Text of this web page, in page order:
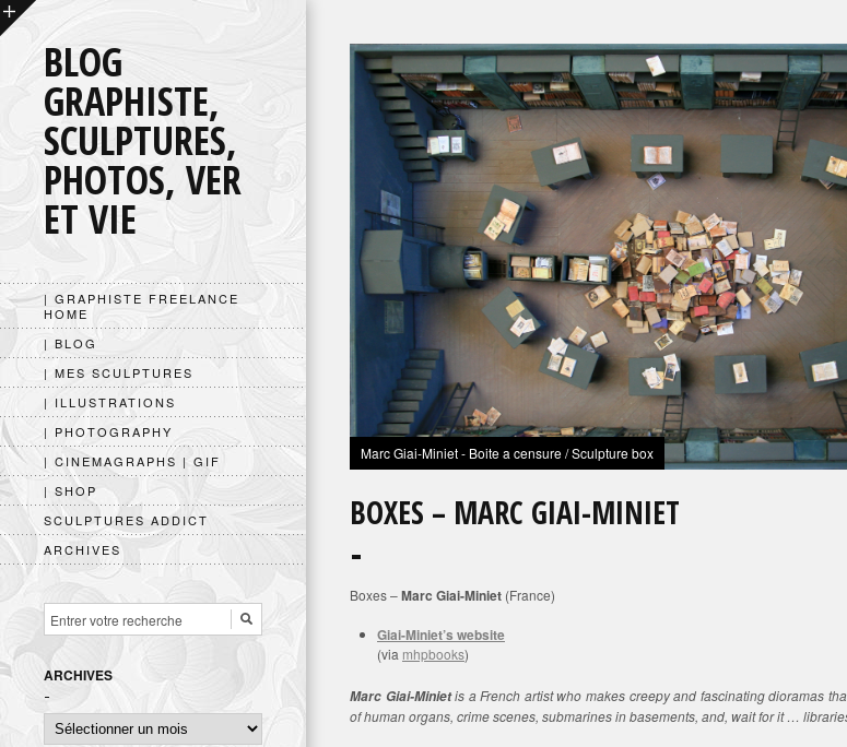
BLOG
GRAPHISTE,
SCULPTURES,
PHOTOS, VER
ET VIE
| GRAPHISTE FREELANCE
HOME
| BLOG
| MES SCULPTURES
| ILLUSTRATIONS
| PHOTOGRAPHY
| CINEMAGRAPHS | GIF
| SHOP
SCULPTURES ADDICT
ARCHIVES
ARCHIVES
Archives
Marc Giai-Miniet - Boite a censure / Sculpture box
BOXES – MARC GIAI-MINIET
Boxes –Marc Giai-Miniet (France)
Giai-Miniet’s website
(via mhpbooks)
Marc Giai-Minietis a French artist who makes creepy and fascinating dioramas
of human organs, crime scenes, submarines in basements, and, wait for it …